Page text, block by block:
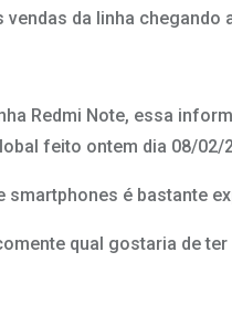
vendas da linha chegando
Redmi Note, essa
feito ontem dia 08/02/
smartphones é bastante
qual gostaria de